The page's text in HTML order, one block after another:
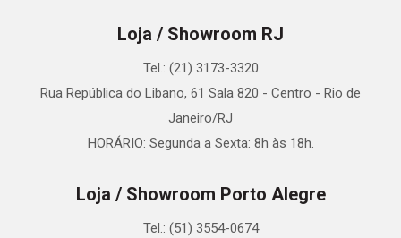
Loja / Showroom RJ
Tel.: (21) 3173-3320
Rua República do Libano, 61 Sala 820 - Centro - Rio de
Janeiro/RJ
HORÁRIO: Segunda a Sexta: 8h às 18h.
Loja / Showroom Porto Alegre
Tel.: (51) 3554-0674